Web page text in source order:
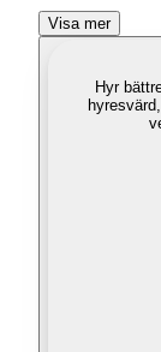
Visa mer
Hyr